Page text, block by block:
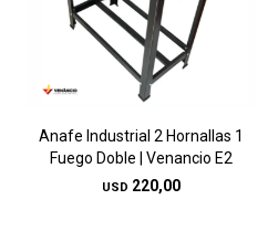
Anafe Industrial 2 Hornallas 1
Fuego Doble | Venancio E2
USD 220,00